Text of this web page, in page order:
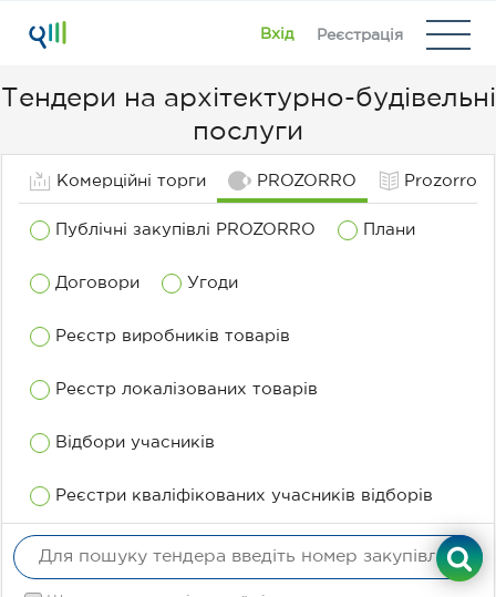
Вхід Реєстрація
Тендери на архітектурно-будівельні
послуги
Комерційні торги PROZORRO Prozorro
Публічні закупівлі PROZORRO Плани
Договори Угоди
Реєстр виробників товарів
Реєстр локалізованих товарів
Відбори учасників
Реєстри кваліфікованих учасників відборів
рг
ан
К
си
фі
ка